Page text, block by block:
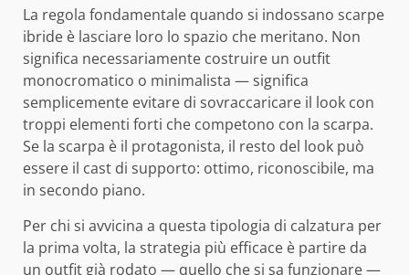
La regola fondamentale quando si indossano scarpe
ibride è lasciare loro lo spazio che meritano. Non
significa necessariamente costruire un outfit
monocromatico o minimalista — significa
semplicemente evitare di sovraccaricare il look con
troppi elementi forti che competono con la scarpa.
Se la scarpa è il protagonista, il resto del look può
essere il cast di supporto: ottimo, riconoscibile, ma
in secondo piano.
Per chi si avvicina a questa tipologia di calzatura per
la prima volta, la strategia più efficace è partire da
un outfit già rodato — quello che si sa funzionare —